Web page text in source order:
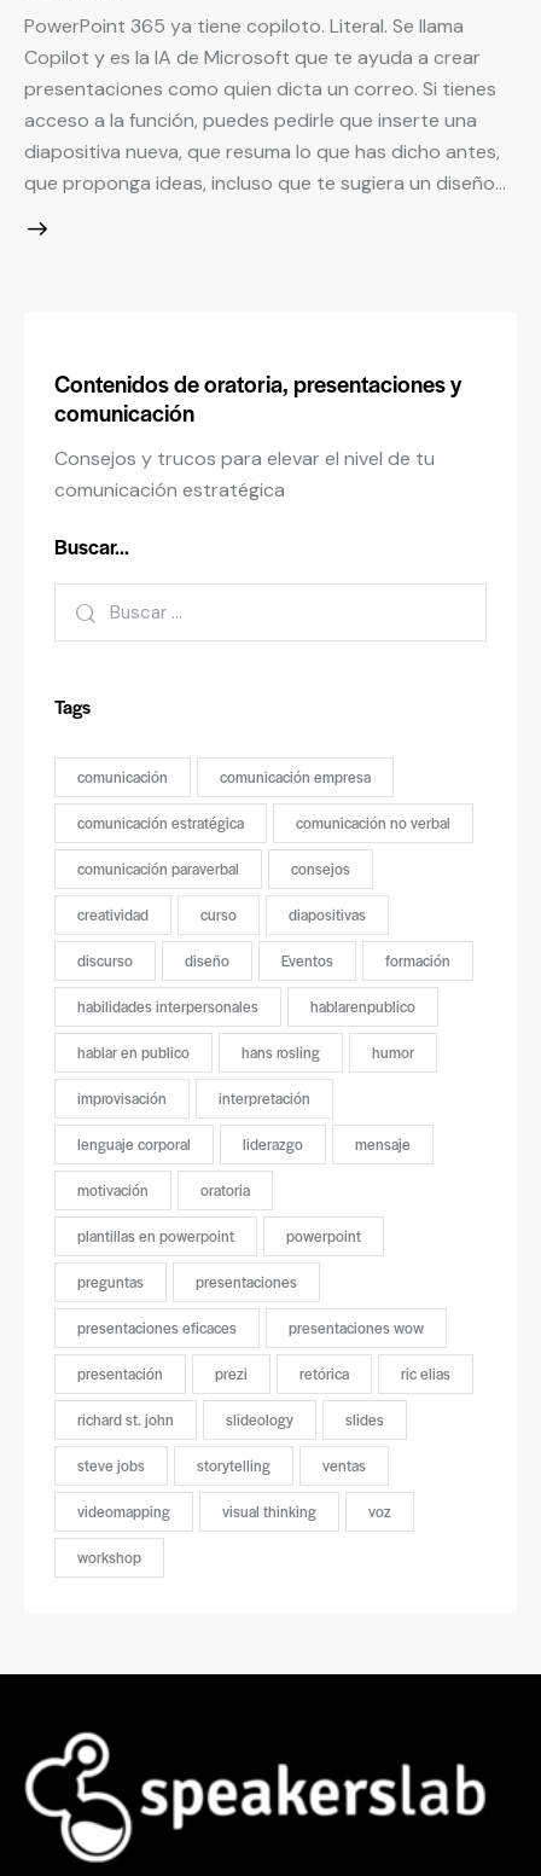
PowerPoint 365 ya tiene copiloto. Literal. Se llama
Copilot y es la IA de Microsoft que te ayuda a crear
presentaciones como quien dicta un correo. Si tienes
acceso a la función, puedes pedirle que inserte una
diapositiva nueva, que resuma lo que has dicho antes,
que proponga ideas, incluso que te sugiera un diseño…
Contenidos de oratoria, presentaciones y
comunicación
Consejos y trucos para elevar el nivel de tu
comunicación estratégica
Buscar…
Tags
comunicación comunicación empresa
comunicación estratégica comunicación no verbal
comunicación paraverbal consejos
creatividad curso diapositivas
discurso diseño Eventos formación
habilidades interpersonales hablarenpublico
hablar en publico hans rosling humor
improvisación interpretación
lenguaje corporal liderazgo mensaje
motivación oratoria
plantillas en powerpoint powerpoint
preguntas presentaciones
presentaciones eficaces presentaciones wow
presentación prezi retórica ric elias
richard st. john slideology slides
steve jobs storytelling ventas
videomapping visual thinking voz
workshop